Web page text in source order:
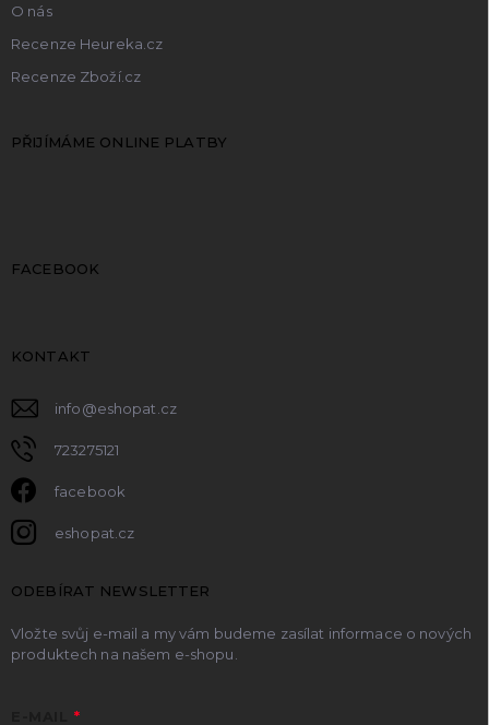
O nás
Recenze Heureka.cz
Recenze Zboží.cz
PŘIJÍMÁME ONLINE PLATBY
FACEBOOK
KONTAKT
info@eshopat.cz
723275121
facebook
eshopat.cz
ODEBÍRAT NEWSLETTER
Vložte svůj e-mail a my vám budeme zasílat informace o nových
produktech na našem e-shopu.